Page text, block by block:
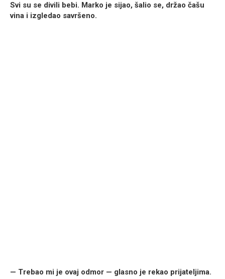
Svi su se divili bebi. Marko je sijao, šalio se, držao čašu
vina i izgledao savršeno.
— Trebao mi je ovaj odmor — glasno je rekao prijateljima.